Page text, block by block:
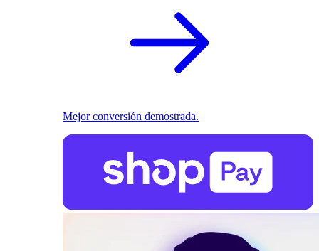
Mejor conversión demostrada.